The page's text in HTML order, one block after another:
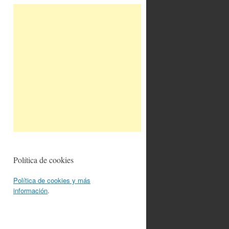
Política de cookies
Política de cookies y más
información.